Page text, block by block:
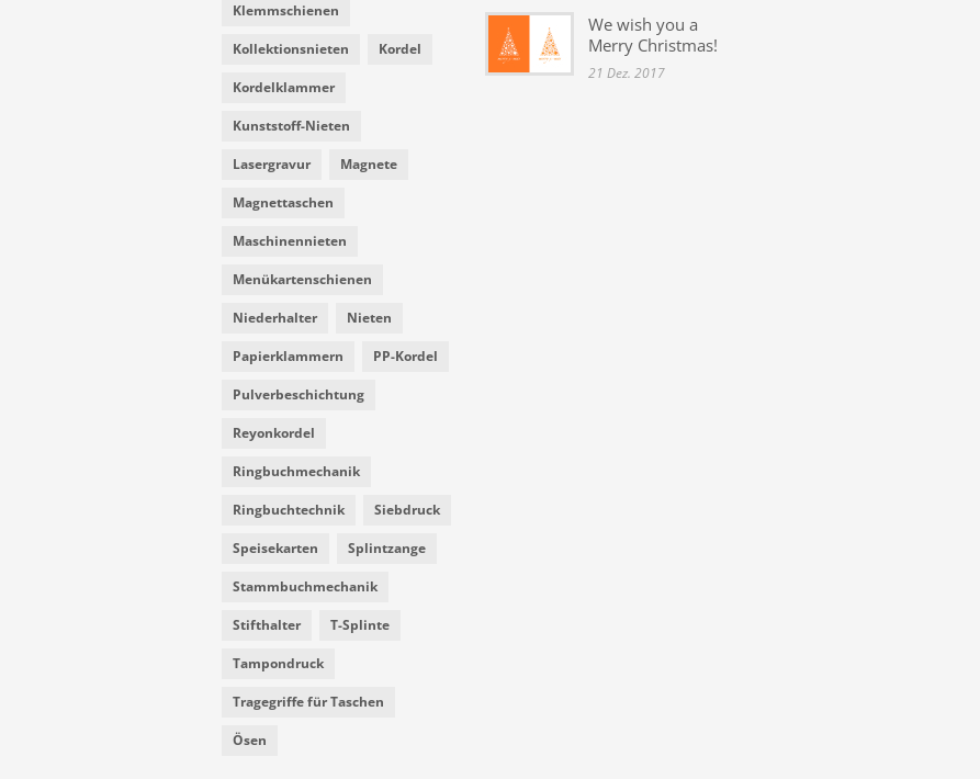
Klemmschienen
Kollektionsnieten Kordel
Kordelklammer
Kunststoff-Nieten
Lasergravur Magnete
Magnettaschen
Maschinennieten
Menükartenschienen
Niederhalter Nieten
Papierklammern PP-Kordel
Pulverbeschichtung
Reyonkordel
Ringbuchmechanik
Ringbuchtechnik Siebdruck
Speisekarten Splintzange
Stammbuchmechanik
Stifthalter T-Splinte
Tampondruck
Tragegriffe für Taschen
Ösen
We wish you a
Merry Christmas!
21 Dez. 2017